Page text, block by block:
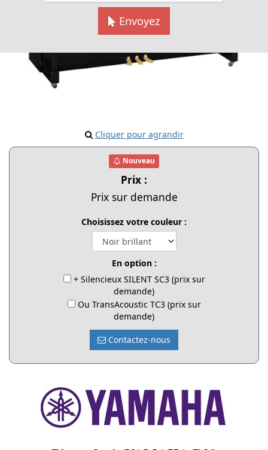
Cliquer pour agrandir
Nouveau
Prix :
Prix sur demande
Choisissez votre couleur :
En option :
+ Silencieux SILENT SC3 (prix sur
demande)
Ou TransAcoustic TC3 (prix sur
demande)
Contactez-nous
Envoyez